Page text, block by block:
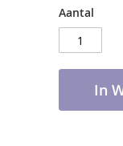
Aantal
In